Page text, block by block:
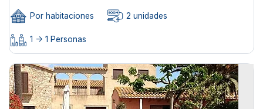
Por habitaciones 2 unidades
1 -> 1 Personas